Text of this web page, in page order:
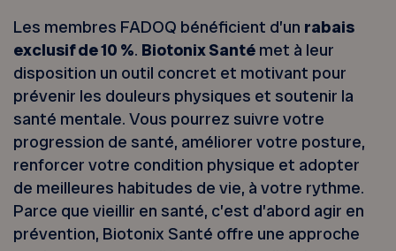
Les membres FADOQ bénéficient d’un rabais
exclusif de 10 %. Biotonix Santé met à leur
disposition un outil concret et motivant pour
prévenir les douleurs physiques et soutenir la
santé mentale. Vous pourrez suivre votre
progression de santé, améliorer votre posture,
renforcer votre condition physique et adopter
de meilleures habitudes de vie, à votre rythme.
Parce que vieillir en santé, c’est d’abord agir en
prévention, Biotonix Santé offre une approche